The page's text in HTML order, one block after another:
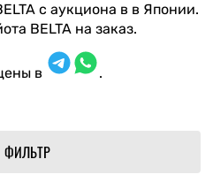
с аукциона в в Японии.
BELTA на заказ.
в .
ФИЛЬТР